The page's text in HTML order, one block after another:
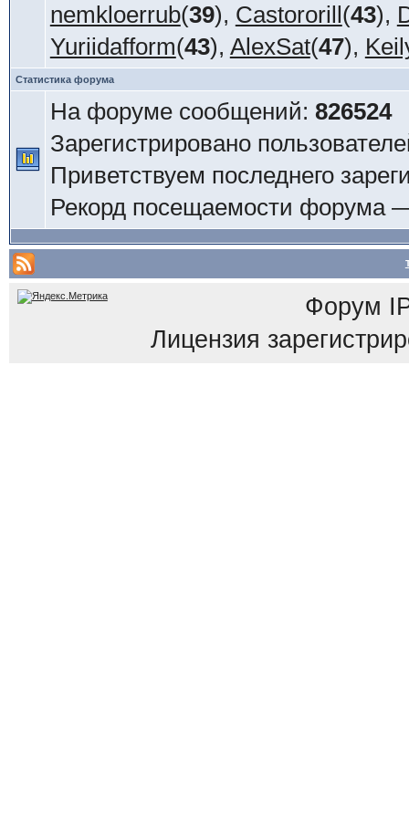
nemkloerrub(39), Castororill(43),
Yuriidafform(43), AlexSat(47),
Статистика форума
На форуме сообщений: 826524
Зарегистрировано
Приветствуем последнего
Рекорд посещаемости форума
Форум
Лицензия